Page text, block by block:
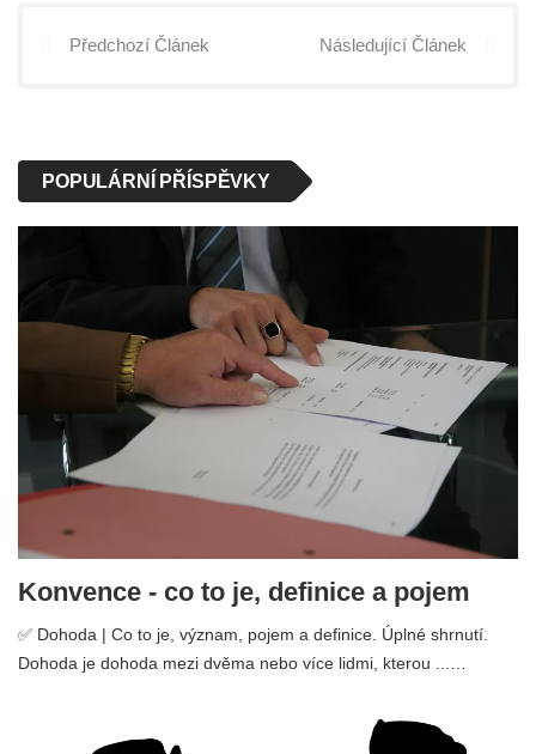
Předchozí Článek Následující Článek
POPULÁRNÍ PŘÍSPĚVKY
Konvence - co to je, definice a pojem
✅ Dohoda | Co to je, význam, pojem a definice. Úplné shrnutí.
Dohoda je dohoda mezi dvěma nebo více lidmi, kterou ...…